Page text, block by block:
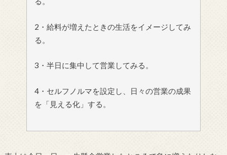
2・給料が増えたときの生活をイメージしてみ
る。
3・半日に集中して営業してみる。
4・セルフノルマを設定し、日々の営業の成果
を「見える化」する。